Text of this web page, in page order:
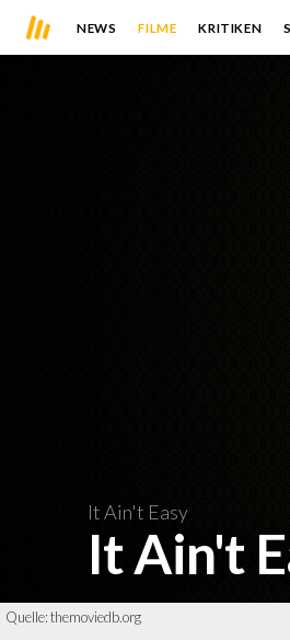
NEWS FILME KRITIKEN
It Ain't Easy
It Ain't
Quelle:themoviedb.org